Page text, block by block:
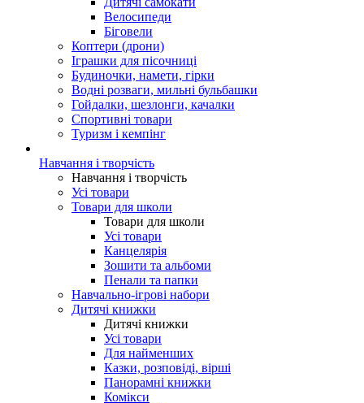
Велосипеди
Біговели
Коптери (дрони)
Іграшки для пісочниці
Будиночки, намети, гірки
Водні розваги, мильні бульбашки
Гойдалки, шезлонги, качалки
Спортивні товари
Туризм і кемпінг
Навчання і творчість
Навчання і творчість
Усі товари
Товари для школи
Товари для школи
Усі товари
Канцелярія
Зошити та альбоми
Пенали та папки
Навчально-ігрові набори
Дитячі книжки
Дитячі книжки
Усі товари
Для найменших
Казки, розповіді, вірші
Панорамні книжки
Комікси